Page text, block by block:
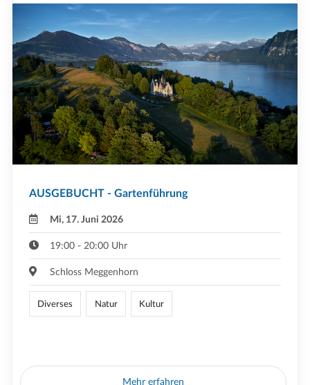
AUSGEBUCHT - Gartenführung
Mi, 17. Juni 2026
19:00 - 20:00 Uhr
Schloss Meggenhorn
Diverses Natur Kultur
Mehr erfahren